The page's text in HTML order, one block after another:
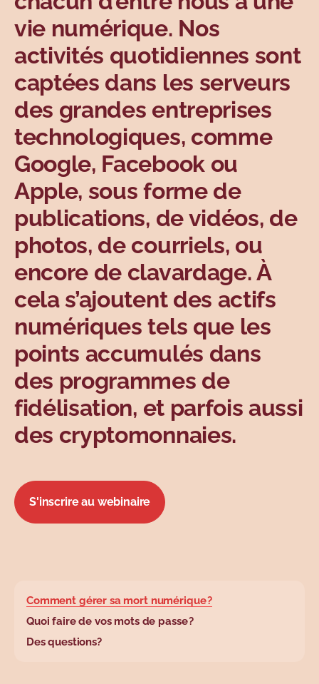
Sujets
vie numérique. Nos
activités quotidiennes sont
captées dans les serveurs
des grandes entreprises
technologiques, comme
Google, Facebook ou
Apple, sous forme de
publications, de vidéos, de
photos, de courriels, ou
encore de clavardage. À
cela s’ajoutent des actifs
numériques tels que les
points accumulés dans
des programmes de
fidélisation, et parfois aussi
des cryptomonnaies.
S'inscrire au webinaire
Comment gérer sa mort numérique ?
Quoi faire de vos mots de passe ?
Des questions?